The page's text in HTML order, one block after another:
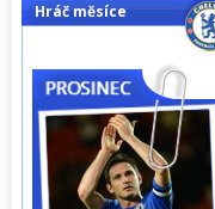
Hráč měsíce